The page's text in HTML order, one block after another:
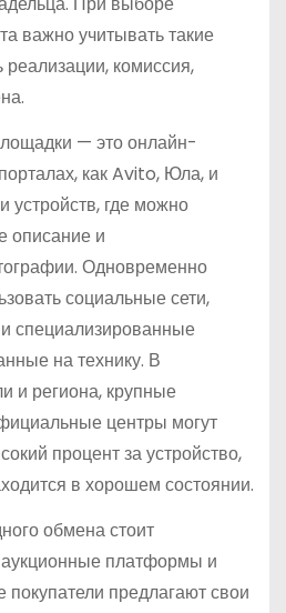
важно учитывать такие
реализации, комиссия,
— это онлайн-
как Avito, Юла, и
устройств, где можно
описание и
Одновременно
социальные сети,
специализированные
на технику. В
и региона, крупные
центры могут
процент за устройство,
в хорошем состоянии.
обмена стоит
аукционные платформы и
предлагают свои